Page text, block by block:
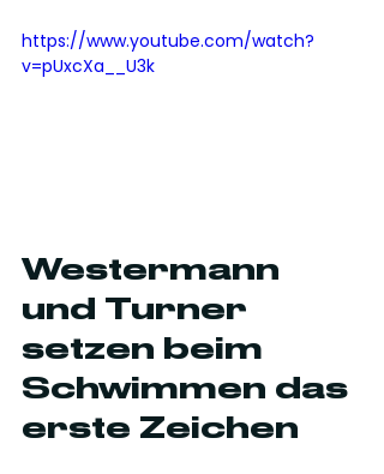
https://www.youtube.com/watch?
v=pUxcXa__U3k
Westermann
und Turner
setzen beim
Schwimmen das
erste Zeichen